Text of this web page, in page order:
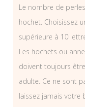
Le nombre de
hochet. Choisissez
supérieure à 10
Les hochets ou
doivent toujours
adulte. Ce ne sont
laissez jamais votre